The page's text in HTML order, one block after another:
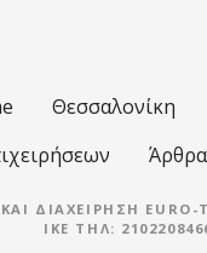
Θεσσαλονίκη
Άρθρα
ΔΙΑΧΕΊΡΗΣΗ EURO-
IKE ΤΗΛ: